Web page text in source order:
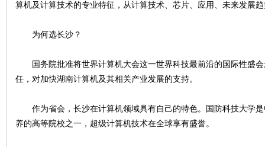
算机及计算技术的专业特征，从计算技术、芯片、应用、未来发展
为何选长沙？
国务院批准将世界计算机大会这一世界科技最前沿的国际性盛会
任，对加快湖南计算机及其相关产业发展的支持。
作为省会，长沙在计算机领域具有自己的特色。国防科技大学是
养的高等院校之一，超级计算机技术在全球享有盛誉。